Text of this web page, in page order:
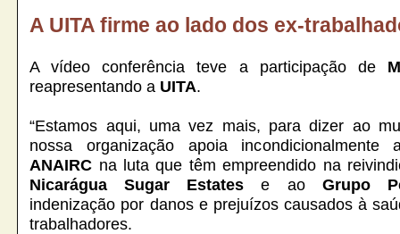
A UITA firme ao lado dos ex-
A vídeo conferência teve a participação de
reapresentando a UITA.
“Estamos aqui, uma vez mais, para dizer ao
nossa organização apoia incondicionalmente
ANAIRC na luta que têm empreendido na
Nicarágua Sugar Estates e ao Grupo
indenização por danos e prejuízos causados à
trabalhadores.